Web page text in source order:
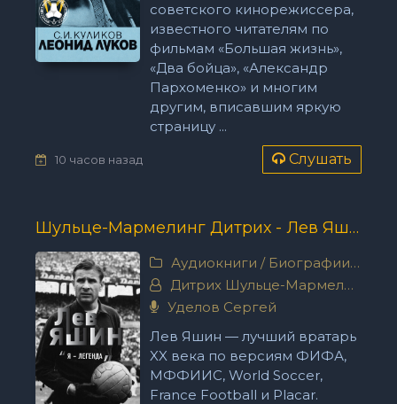
советского кинорежиссера,
известного читателям по
фильмам «Большая жизнь»,
«Два бойца», «Александр
Пархоменко» и многим
другим, вписавшим яркую
страницу ...
10 часов назад Слушать
Шульце-Мармелинг Дитрих - Лев Яшин. «Я – легенда»
Аудиокниги / Биографии, мемуары
Дитрих Шульце-Мармелинг
Уделов Сергей
Лев Яшин — лучший вратарь
XX века по версиям ФИФА,
МФФИИС, World Soccer,
France Football и Placar.